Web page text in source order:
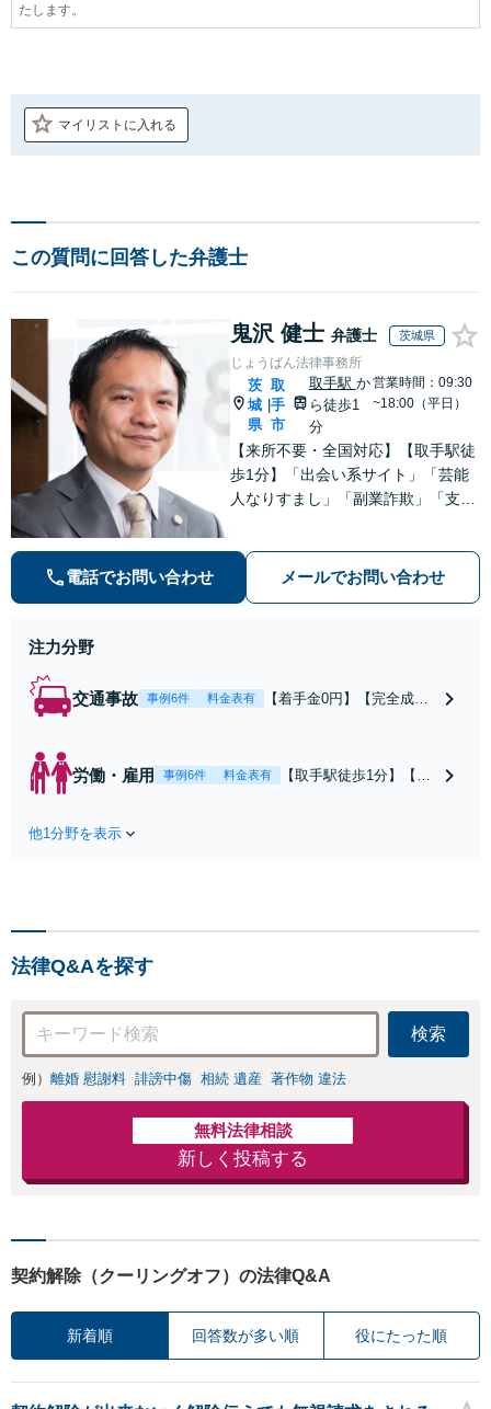
たします。
マイリストに入れる
この質問に回答した弁護士
鬼沢 健士 弁護士 茨城県
じょうばん法律事務所
茨
城
県
|
取
手
市
取手駅 か
ら徒歩1
分
営業時間：09:30
~18:00（平日）
【来所不要・全国対応】【取手駅徒
歩1分】「出会い系サイト」「芸能
人なりすまし」「副業詐欺」「支援
は不当解雇・雇い止め・残業代未払
いの相談【完全成功報酬制】【相談
電話でお問い合わせ メールでお問い合わせ
注力分野
交通事故 事例6件 料金表有
【着手金0円】【完全成功
績多数あり！3カ月以内ス
ピード解決／示談金0円→5
労働・雇用 事例6件 料金表有
【取手駅徒歩1分】【オ
談で悩みを解消！使用
応可【相談無料】
他1分野を表示
法律Q&Aを探す
検索
例） 離婚 慰謝料 誹謗中傷 相続 遺産 著作物 違法
無料法律相談
新しく投稿する
契約解除（クーリングオフ）の法律Q&A
新着順 回答数が多い順 役にたった順